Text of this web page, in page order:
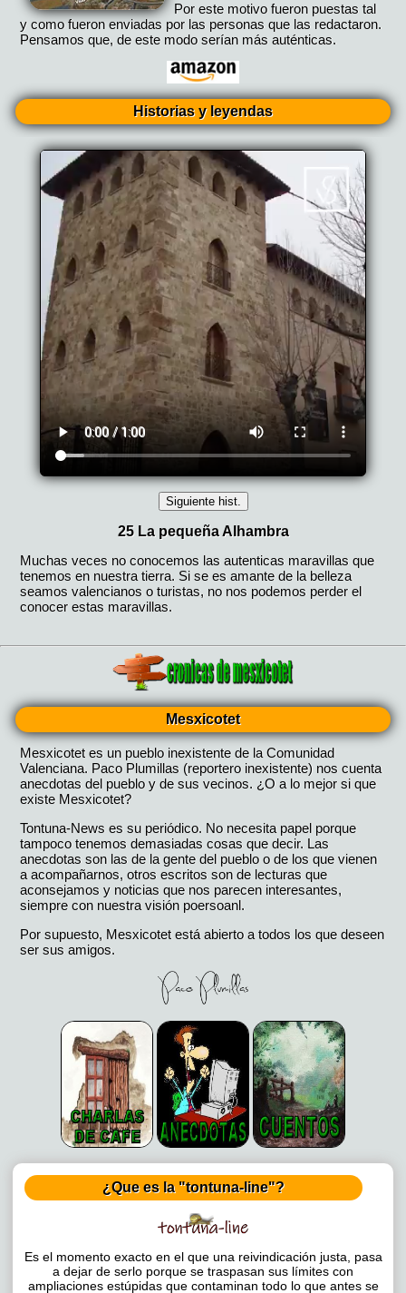
Por este motivo fueron puestas tal
y como fueron enviadas por las personas que las redactaron.
Pensamos que, de este modo serían más auténticas.
Historias y leyendas
Mesxicotet
Mesxicotet es un pueblo inexistente de la Comunidad
Valenciana. Paco Plumillas (reportero inexistente) nos cuenta
anecdotas del pueblo y de sus vecinos. ¿O a lo mejor si que
existe Mesxicotet?
Tontuna-News es su periódico. No necesita papel porque
tampoco tenemos demasiadas cosas que decir. Las
anecdotas son las de la gente del pueblo o de los que vienen
a acompañarnos, otros escritos son de lecturas que
aconsejamos y noticias que nos parecen interesantes,
siempre con nuestra visión poersoanl.
Por supuesto, Mesxicotet está abierto a todos los que deseen
ser sus amigos.
¿Que es la "tontuna-line"?
Es el momento exacto en el que una reivindicación justa, pasa
a dejar de serlo porque se traspasan sus límites con
ampliaciones estúpidas que contaminan todo lo que antes se